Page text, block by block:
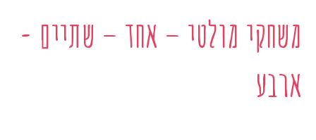
משחקי מולטי – אחד – שתיים -
ארבע